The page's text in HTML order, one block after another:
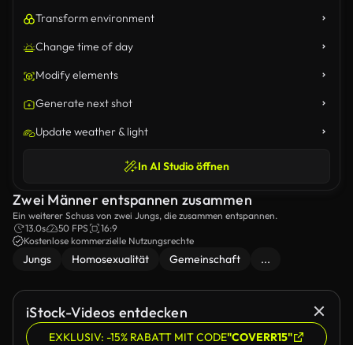
Transform environment
Change time of day
Modify elements
Generate next shot
Update weather & light
In AI Studio öffnen
Zwei Männer entspannen zusammen
Ein weiterer Schuss von zwei Jungs, die zusammen entspannen.
13.0s
50 FPS
16:9
Kostenlose kommerzielle Nutzungsrechte
Jungs Homosexualität Gemeinschaft ...
iStock-Videos entdecken
EXKLUSIV: -15% RABATT MIT CODE"COVERR15"